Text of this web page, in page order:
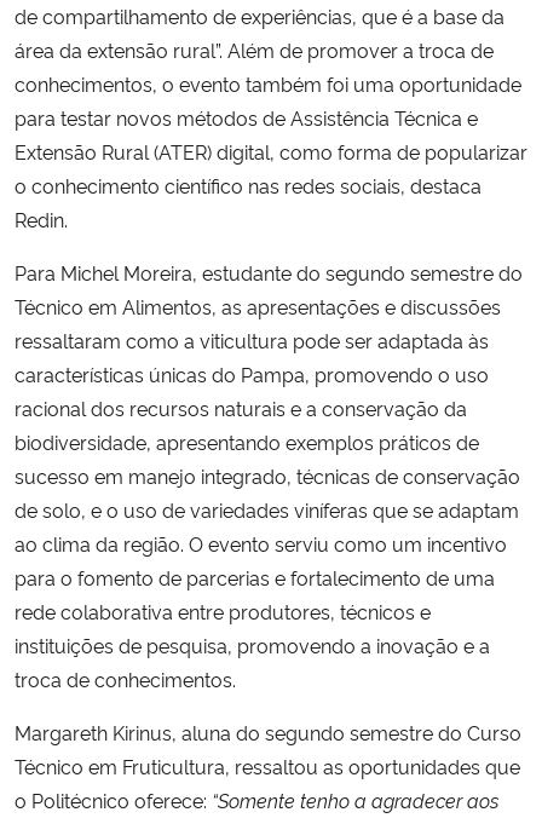
de compartilhamento de experiências, que é a base da
área da extensão rural”. Além de promover a troca de
conhecimentos, o evento também foi uma oportunidade
para testar novos métodos de Assistência Técnica e
Extensão Rural (ATER) digital, como forma de popularizar
o conhecimento científico nas redes sociais, destaca
Redin.
Para Michel Moreira, estudante do segundo semestre do
Técnico em Alimentos, as apresentações e discussões
ressaltaram como a viticultura pode ser adaptada às
características únicas do Pampa, promovendo o uso
racional dos recursos naturais e a conservação da
biodiversidade, apresentando exemplos práticos de
sucesso em manejo integrado, técnicas de conservação
de solo, e o uso de variedades viníferas que se adaptam
ao clima da região. O evento serviu como um incentivo
para o fomento de parcerias e fortalecimento de uma
rede colaborativa entre produtores, técnicos e
instituições de pesquisa, promovendo a inovação e a
troca de conhecimentos.
Margareth Kirinus, aluna do segundo semestre do Curso
Técnico em Fruticultura, ressaltou as oportunidades que
o Politécnico oferece: “Somente tenho a agradecer aos